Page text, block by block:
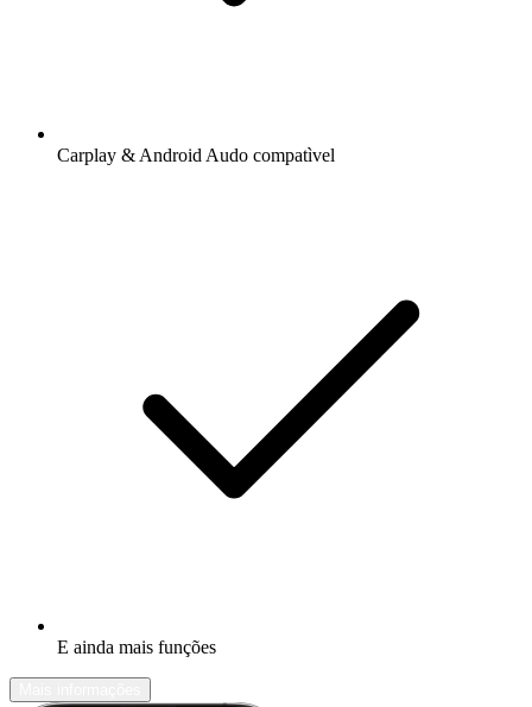
Carplay & Android Audo compatìvel
E ainda mais funções